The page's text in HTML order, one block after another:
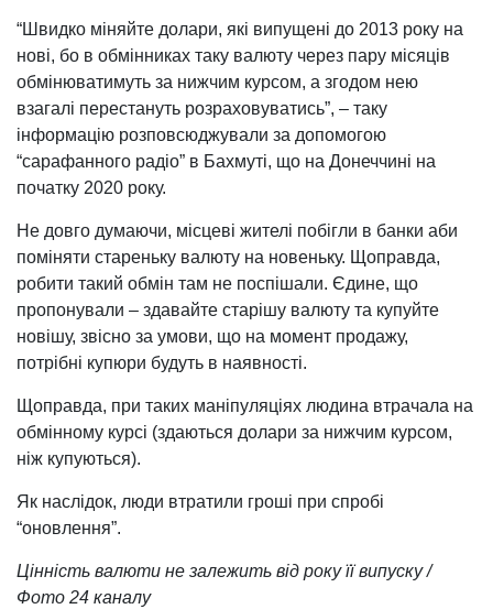
“Швидко міняйте долари, які випущені до 2013 року на
нові, бо в обмінниках таку валюту через пару місяців
обмінюватимуть за нижчим курсом, а згодом нею
взагалі перестануть розраховуватись”, – таку
інформацію розповсюджували за допомогою
“сарафанного радіо” в Бахмуті, що на Донеччині на
початку 2020 року.
Не довго думаючи, місцеві жителі побігли в банки аби
поміняти стареньку валюту на новеньку. Щоправда,
робити такий обмін там не поспішали. Єдине, що
пропонували – здавайте старішу валюту та купуйте
новішу, звісно за умови, що на момент продажу,
потрібні купюри будуть в наявності.
Щоправда, при таких маніпуляціях людина втрачала на
обмінному курсі (здаються долари за нижчим курсом,
ніж купуються).
Як наслідок, люди втратили гроші при спробі
“оновлення”.
Цінність валюти не залежить від року її випуску /
Фото 24 каналу